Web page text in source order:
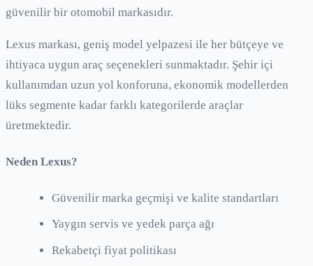
güvenilir bir otomobil markasıdır.
Lexus markası, geniş model yelpazesi ile her bütçeye ve
ihtiyaca uygun araç seçenekleri sunmaktadır. Şehir içi
kullanımdan uzun yol konforuna, ekonomik modellerden
lüks segmente kadar farklı kategorilerde araçlar
üretmektedir.
Neden Lexus?
Güvenilir marka geçmişi ve kalite standartları
Yaygın servis ve yedek parça ağı
Rekabetçi fiyat politikası